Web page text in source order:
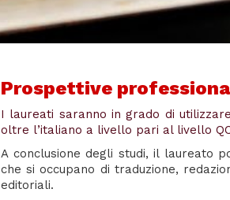
Prospettive
I laureati saranno in grado di
oltre l’italiano a livello pari al livello
A conclusione degli studi, il laureato
che si occupano di traduzione,
editoriali.